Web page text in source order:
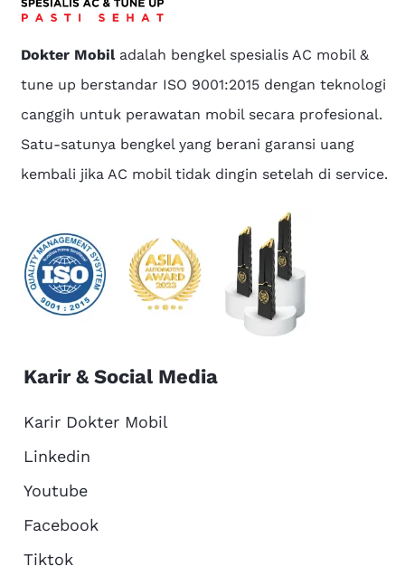
Dokter Mobiladalah bengkel spesialis AC mobil &
tune up berstandar ISO 9001:2015 dengan teknologi
canggih untuk perawatan mobil secara profesional.
Satu-satunya bengkel yang berani garansi uang
kembali jika AC mobil tidak dingin setelah di service.
Karir & Social Media
Karir Dokter Mobil
Linkedin
Youtube
Facebook
Tiktok